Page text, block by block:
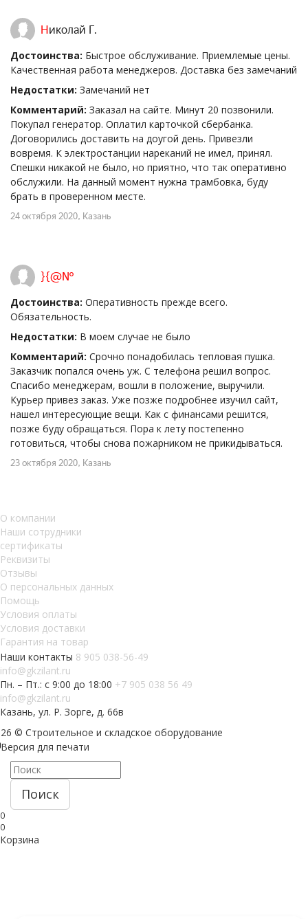
Николай Г.
Достоинства: Быстрое обслуживание. Приемлемые цены.
Качественная работа менеджеров. Доставка без замечаний
Недостатки: Замечаний нет
Комментарий: Заказал на сайте. Минут 20 позвонили.
Покупал генератор. Оплатил карточкой сбербанка.
Договорились доставить на доугой день. Привезли
вовремя. К электростанции нареканий не имел, принял.
Спешки никакой не было, но приятно, что так оперативно
обслужили. На данный момент нужна трамбовка, буду
брать в проверенном месте.
24 октября 2020, Казань
}{@№
Достоинства: Оперативность прежде всего.
Обязательность.
Недостатки: В моем случае не было
Комментарий: Срочно понадобилась тепловая пушка.
Заказчик попался очень уж. С телефона решил вопрос.
Спасибо менеджерам, вошли в положение, выручили.
Курьер привез заказ. Уже позже подробнее изучил сайт,
нашел интересующие вещи. Как с финансами решится,
позже буду обращаться. Пора к лету постепенно
готовиться, чтобы снова пожарником не прикидываться.
23 октября 2020, Казань
О компании
Наши сотрудники
сертификаты
Реквизиты
Отзывы
О персональных данных
Помощь
Условия оплаты
Условия доставки
Гарантия на товар
Наши контакты 8 905 038-56-49
info@gkzilant.ru
Пн. – Пт.: с 9:00 до 18:00 +7 905 038 56 49
info@gkzilant.ru
Казань, ул. Р. Зорге, д. 66в
© Строительное и складское оборудование
Версия для печати
Поиск
0
0
Корзина